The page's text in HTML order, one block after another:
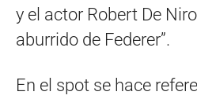
y el actor Robert De
aburrido de Federer”.
En el spot se hace